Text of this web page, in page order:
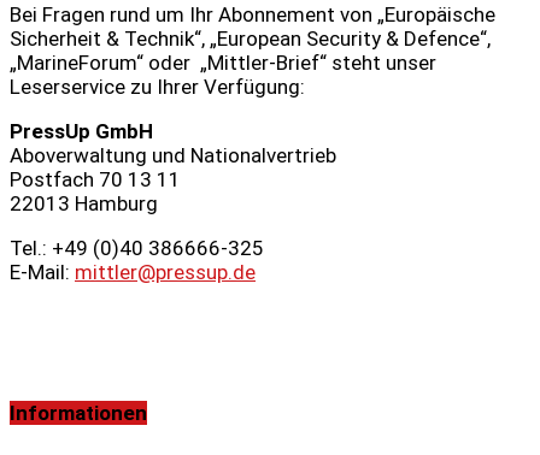
Bei Fragen rund um Ihr Abonnement von „Europäische
Sicherheit & Technik“, „European Security & Defence“,
„MarineForum“ oder „Mittler-Brief“ steht unser
Leserservice zu Ihrer Verfügung:
PressUp GmbH
Aboverwaltung und Nationalvertrieb
Postfach 70 13 11
22013 Hamburg
Tel.: +49 (0)40 386666‑325
E-Mail: mittler@pressup.de
Informationen